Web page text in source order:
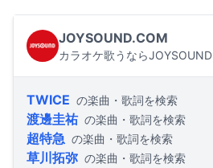
JOYSOUND.COM
カラオケ歌うならJOYSOUND
TWICE の楽曲・歌詞を検索
渡邊圭祐 の楽曲・歌詞を検索
超特急 の楽曲・歌詞を検索
草川拓弥 の楽曲・歌詞を検索